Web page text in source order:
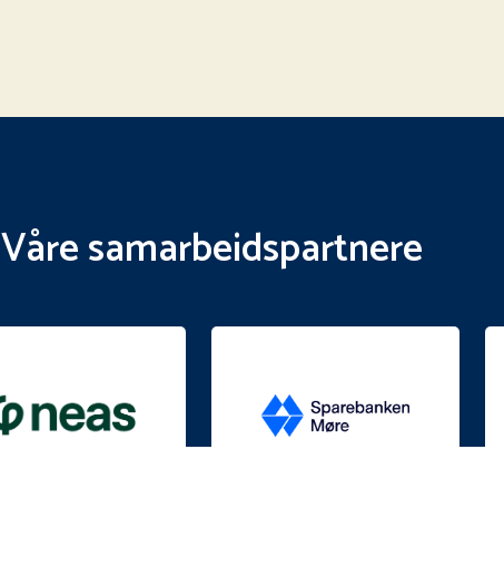
Våre samarbeidspartnere